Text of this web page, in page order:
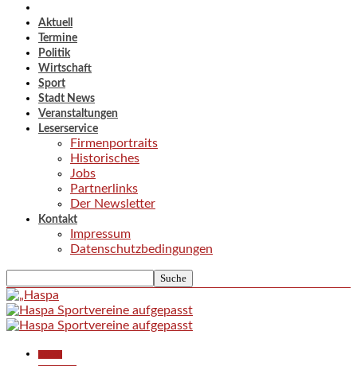
Aktuell
Termine
Politik
Wirtschaft
Sport
Stadt News
Veranstaltungen
Leserservice
Firmenportraits
Historisches
Jobs
Partnerlinks
Der Newsletter
Kontakt
Impressum
Datenschutzbedingungen